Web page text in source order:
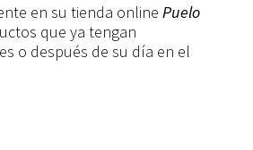
en su tienda online Puelo
que ya tengan
o después de su día en el